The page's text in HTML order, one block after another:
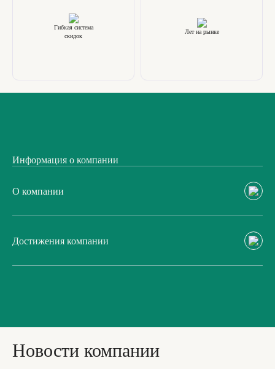
Гибкая система
скидок
Лет на рынке
Информация о компании
О компании
Достижения компании
Новости компании